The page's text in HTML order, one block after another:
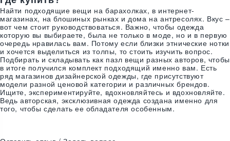
Найти подходящие вещи на барахолках, в интернет-
магазинах, на блошиных рынках и дома на антресолях. Вкус –
вот чем стоит руководствоваться. Важно, чтобы одежда
которую вы выбираете, была не только в моде, но и в первую
очередь нравилась вам. Потому если близки этнические нотки
и хочется выделиться из толпы, то стоить изучить вопрос.
Подбирать и складывать как пазл вещи разных авторов, чтобы
в итоге получился комплект подходящий именно вам. Есть
ряд магазинов дизайнерской одежды, где присутствуют
модели разной ценовой категории и различных брендов.
Ищите, экспериментируйте, вдохновляйтесь и вдохновляйте.
Ведь авторская, эксклюзивная одежда создана именно для
того, чтобы сделать ее обладателя особенным.